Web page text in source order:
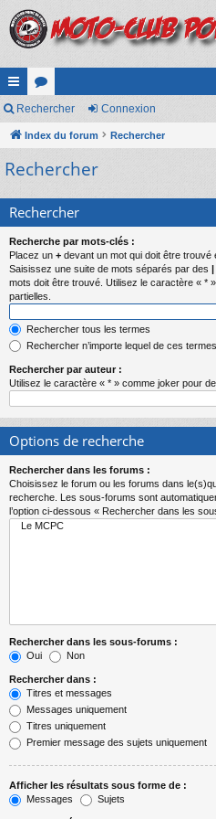
cc
ès
ra
de
or
u
m
Rechercher Connexion
Index du forum Rechercher
Rechercher
Rechercher
Recherche par mots-clés :
Placez un + devant un mot qui doit être trouvé
Saisissez une suite de mots séparés par des |
mots doit être trouvé. Utilisez le caractère « *
partielles.
Rechercher tous les termes
Rechercher n’importe lequel de ces termes
Rechercher par auteur :
Utilisez le caractère « * » comme joker pour
Options de recherche
Rechercher dans les forums :
Choisissez le forum ou les forums dans
recherche. Les sous-forums sont
l’option ci-dessous « Rechercher dans les
Rechercher dans les sous-forums :
Oui
Non
Rechercher dans :
Titres et messages
Messages uniquement
Titres uniquement
Premier message des sujets uniquement
Afficher les résultats sous forme de :
Messages
Sujets